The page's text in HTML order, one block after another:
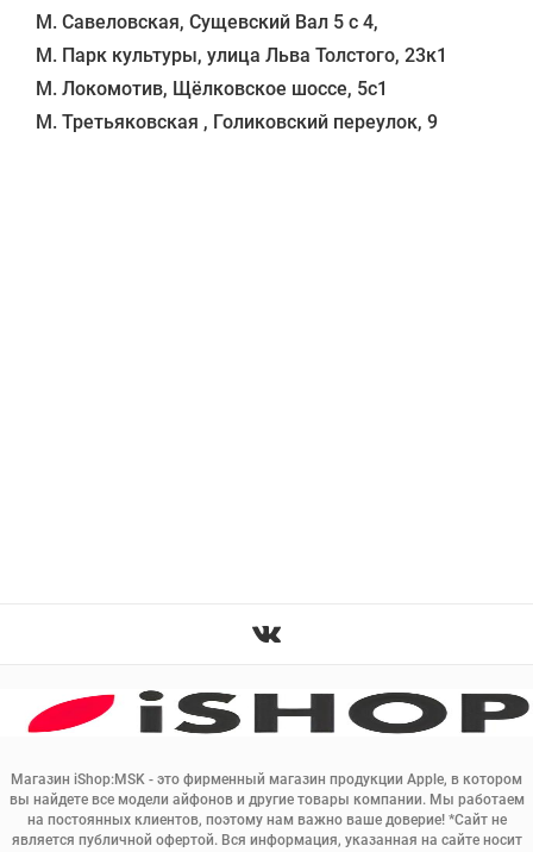
Магазин iShop:MSK - это фирменный магазин продукции Apple, в котором
вы найдете все модели айфонов и другие товары компании. Мы работаем
на постоянных клиентов, поэтому нам важно ваше доверие! *Сайт не
является публичной офертой. Вся информация, указанная на сайте носит
М. Савеловская, Сущевский Вал 5 с 4,
М. Парк культуры, улица Льва Толстого, 23к1
М. Локомотив, Щёлковское шоссе, 5с1